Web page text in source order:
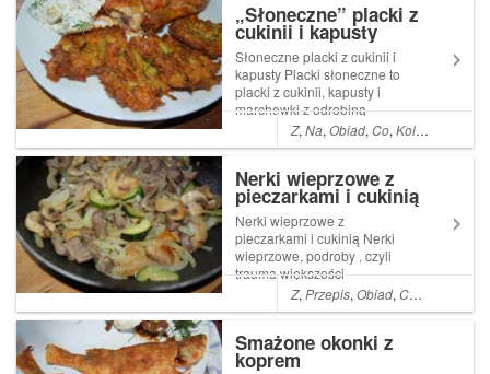
Read More ... Artykuł Tortilla z
ziemniaków i cukinii , hiszpa...
„Słoneczne” placki z
cukinii i kapusty
Słoneczne placki z cukinii i
kapusty Placki słoneczne to
placki z cukinii, kapusty i
marchewki z odrobiną
słonecznej kurkumy . Jak
wiadomo kurkuma jest
Read More ... Artykuł
SłoneczneR...
Z,Na,Obiad,Co,Kolacja
Nerki wieprzowe z
pieczarkami i cukinią
Nerki wieprzowe z
pieczarkami i cukinią Nerki
wieprzowe, podroby , czyli
trauma większości
społeczeństwa
Z,Przepis,Obiad,Co ,
Smażone okonki z
koprem